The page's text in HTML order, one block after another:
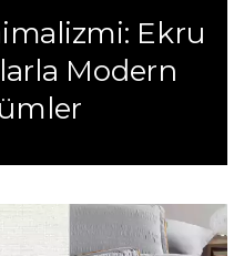
Ekru
Modern